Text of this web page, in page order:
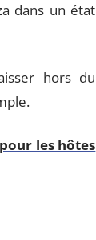
dans un état
hors du
les hôtes